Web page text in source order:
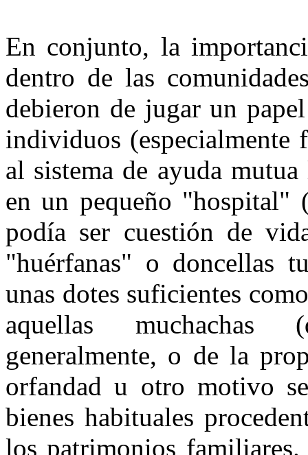
En conjunto, la
dentro de las
debieron de jugar un
individuos (especialmente
al sistema de ayuda
en un pequeño "hospital"
podía ser cuestión de
"huérfanas" o doncellas
unas dotes suficientes
aquellas muchachas
generalmente, o de la
orfandad u otro motivo
bienes habituales
los patrimonios